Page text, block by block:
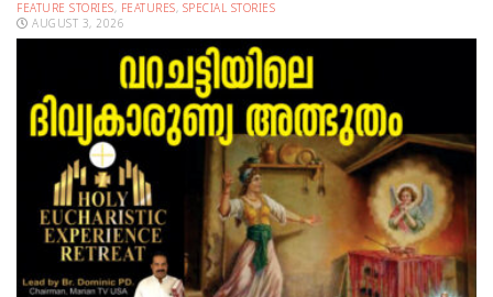
FEATURE STORIES, FEATURES, SPECIAL STORIES
AUGUST 3, 2026